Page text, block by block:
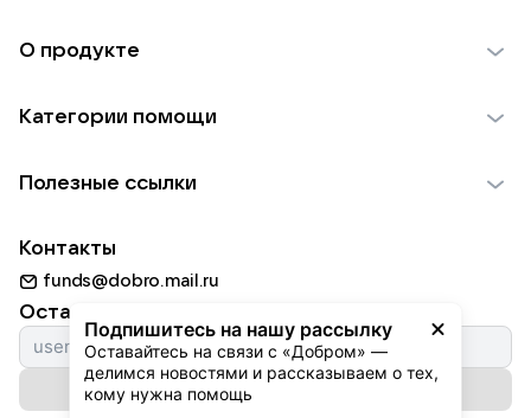
Подпишитесь на нашу рассылку
Оставайтесь на связи с «Добром» —
делимся новостями и рассказываем о тех,
кому нужна помощь
О продукте
Использование материалов
Для НКО
Партнерам
Категории помощи
Пожилым
Животным
Природе
Культуре
Фондам
Полезные ссылки
Добрый день
Истории
Автоплатежи
Контакты
funds@dobro.mail.ru
Оставайтесь с нами
Подписаться на рассылку